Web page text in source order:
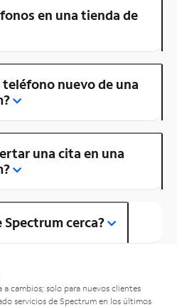
en una tienda de
nuevo de una
una cita en una
cerca?
cambios; solo para nuevos clientes
servicios de Spectrum en los últimos